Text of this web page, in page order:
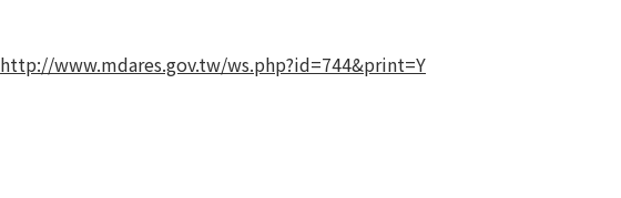
http://www.mdares.gov.tw/ws.php?id=744&print=Y